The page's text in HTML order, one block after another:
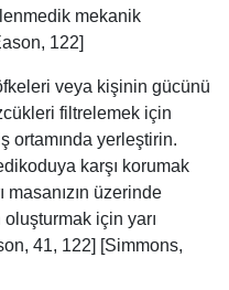
mekanik
122]
veya kişinin gücünü
filtrelemek için
ortamında yerleştirin.
karşı korumak
masanızın üzerinde
için yarı
41, 122] [Simmons,